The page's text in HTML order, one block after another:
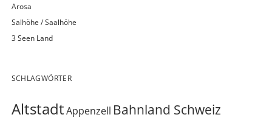
Arosa
Salhöhe / Saalhöhe
3 Seen Land
SCHLAGWÖRTER
AltstadtAppenzell Bahnland Schweiz